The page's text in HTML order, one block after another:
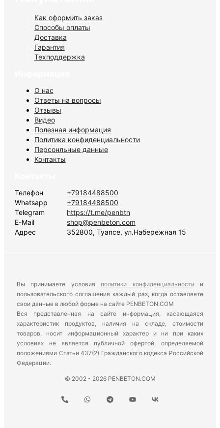
Как оформить заказ
Способы оплаты
Доставка
Гарантия
Техподдержка
О нас
Ответы на вопросы
Отзывы
Видео
Полезная информация
Политика конфиденциальности
Персонльные данные
Контакты
Телефон
+79184488500
Whatsapp
+79184488500
Telegram
https://t.me/penbtn
E-Mail
shop@penbeton.com
Адрес
352800, Туапсе, ул.Набережная 15
Вы принимаете условия политики конфиденциальностии
пользовательского соглашения каждый раз, когда оставляете
свои данные в любой форме на сайте PENBETON.COM
Вся представленная на сайте информация, касающаяся
характеристик продуктов, наличия на складе, стоимости
товаров, носит информационный характер и ни при каких
условиях не является публичной офертой, определяемой
положениями Статьи 437(2) Гражданского кодекса Российской
Федерации.
© 2002 - 2026 PENBETON.COM